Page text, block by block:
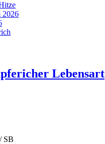
2026
Lebensart
SB